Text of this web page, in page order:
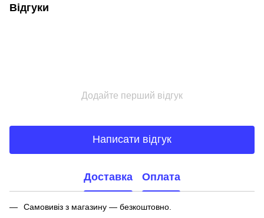
Відгуки
Додайте перший відгук
Написати відгук
Доставка Оплата
Самовивіз з магазину — безкоштовно.